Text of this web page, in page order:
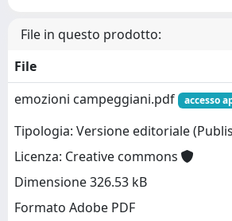
File in questo prodotto:
File
emozioni campeggiani.pdf
accesso
Tipologia: Versione editoriale
Licenza: Creative commons
Dimensione 326.53 kB
Formato Adobe PDF